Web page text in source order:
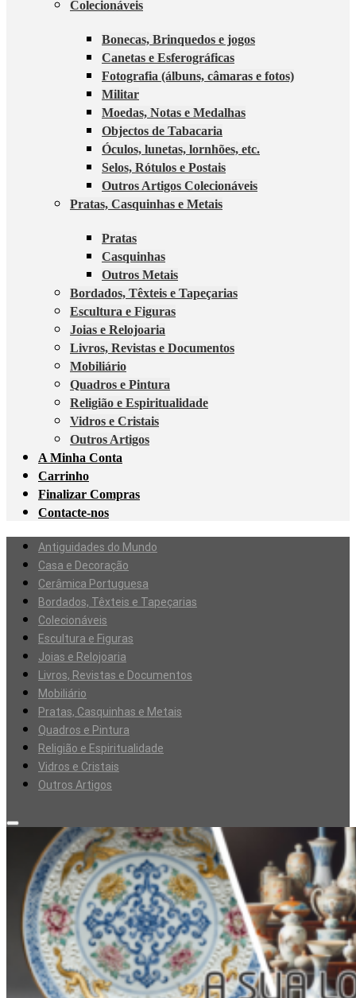
Colecionáveis
Bonecas, Brinquedos e jogos
Canetas e Esferográficas
Fotografia (álbuns, câmaras e fotos)
Militar
Moedas, Notas e Medalhas
Objectos de Tabacaria
Óculos, lunetas, lornhões, etc.
Selos, Rótulos e Postais
Outros Artigos Colecionáveis
Pratas, Casquinhas e Metais
Pratas
Casquinhas
Outros Metais
Bordados, Têxteis e Tapeçarias
Escultura e Figuras
Joias e Relojoaria
Livros, Revistas e Documentos
Mobiliário
Quadros e Pintura
Religião e Espiritualidade
Vidros e Cristais
Outros Artigos
A Minha Conta
Carrinho
Finalizar Compras
Contacte-nos
Antiguidades do Mundo
Casa e Decoração
Cerâmica Portuguesa
Bordados, Têxteis e Tapeçarias
Colecionáveis
Escultura e Figuras
Joias e Relojoaria
Livros, Revistas e Documentos
Mobiliário
Pratas, Casquinhas e Metais
Quadros e Pintura
Religião e Espiritualidade
Vidros e Cristais
Outros Artigos